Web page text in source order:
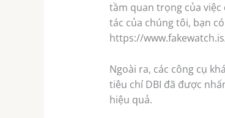
tầm quan trọng của việc
tác của chúng tôi, bạn
https://
Ngoài ra, các công cụ
tiêu chí DBI đã được
hiệu quả.